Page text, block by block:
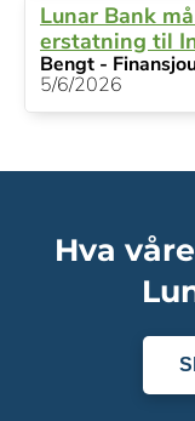
Lunar Bank
erstatning til
Bengt -
5/6/2026
Hva